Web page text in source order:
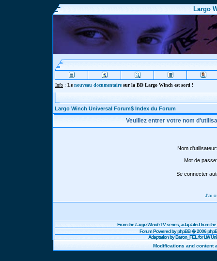
Largo
Info : Lenouveau documentairesur la BD Largo Winch est sorti !
Largo Winch Universal Forum$ Index du Forum
Veuillez entrer votre nom
Nom d'utilisateur:
Mot de passe:
Se connecter
J'ai
From theLargo WinchTV series, adaptated from
Forum Powered byphpBB� 2006
Adaptation by Baron_FEL for LW
Modifications and content